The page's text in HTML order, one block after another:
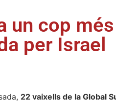
cop més
per Israel
22 vaixells de la Global